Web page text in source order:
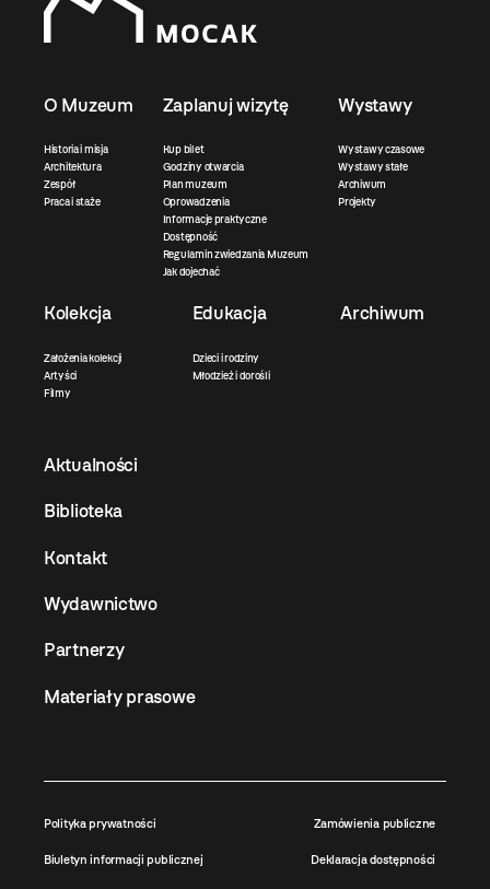
O Muzeum
Historia i misja
Architektura
Zespół
Praca i staże
Zaplanuj wizytę
Kup bilet
Godziny otwarcia
Plan muzeum
Oprowadzenia
Informacje praktyczne
Dostępność
Regulamin zwiedzania Muzeum
Jak dojechać
Wystawy
Wystawy czasowe
Wystawy stałe
Archiwum
Projekty
Kolekcja
Założenia kolekcji
Artyści
Filmy
Edukacja
Dzieci i rodziny
Młodzież i dorośli
Archiwum
Aktualności
Biblioteka
Kontakt
Wydawnictwo
Partnerzy
Materiały prasowe
Polityka prywatności Zamówienia publiczne
Biuletyn informacji publicznej Deklaracja dostępności